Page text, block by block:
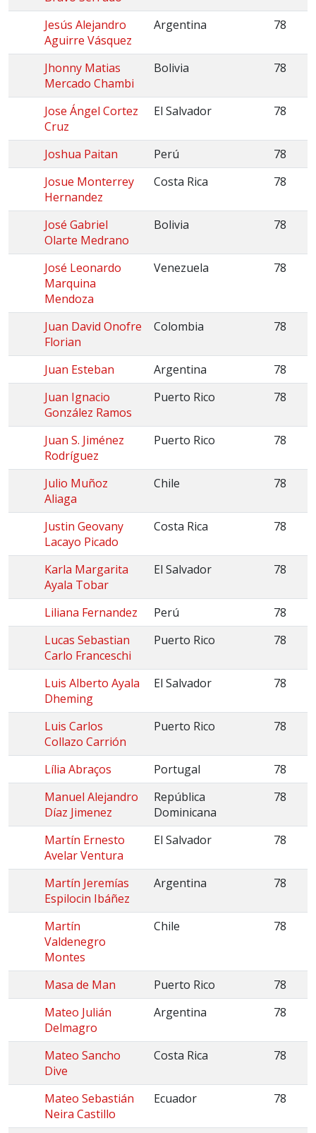
Jesús Alejandro
Aguirre Vásquez
Argentina 78
Jhonny Matias
Mercado Chambi
Bolivia 78
Jose Ángel Cortez
Cruz
El Salvador 78
Joshua Paitan Perú
78
Josue Monterrey
Hernandez
Costa Rica 78
José Gabriel
Olarte Medrano
Bolivia 78
José Leonardo
Marquina
Mendoza
Venezuela 78
Juan David Onofre
Florian
Colombia 78
Juan Esteban Argentina
78
Juan Ignacio
González Ramos
Puerto Rico 78
Juan S. Jiménez
Rodríguez
Puerto Rico 78
Julio Muñoz
Aliaga
Chile 78
Justin Geovany
Lacayo Picado
Costa Rica 78
Karla Margarita
Ayala Tobar
El Salvador 78
Liliana Fernandez Perú
78
Lucas Sebastian
Carlo Franceschi
Puerto Rico 78
Luis Alberto Ayala
Dheming
El Salvador 78
Luis Carlos
Collazo Carrión
Puerto Rico 78
Lília Abraços Portugal
78
Manuel Alejandro
Díaz Jimenez
República
Dominicana
78
Martín Ernesto
Avelar Ventura
El Salvador 78
Martín Jeremías
Espilocin Ibáñez
Argentina 78
Martín
Valdenegro
Montes
Chile 78
Masa de Man Puerto Rico
78
Mateo Julián
Delmagro
Argentina 78
Mateo Sancho
Dive
Costa Rica 78
Mateo Sebastián
Neira Castillo
Ecuador 78